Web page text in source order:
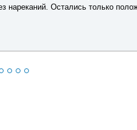
Остались только положительные